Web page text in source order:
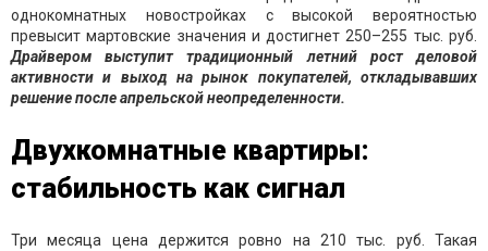
однокомнатных новостройках с высокой вероятностью
превысит мартовские значения и достигнет 250–255 тыс. руб.
Драйвером выступит традиционный летний рост деловой
активности и выход на рынок покупателей, откладывавших
решение после апрельской неопределенности.
Двухкомнатные квартиры:
стабильность как сигнал
Три месяца цена держится ровно на 210 тыс. руб. Такая